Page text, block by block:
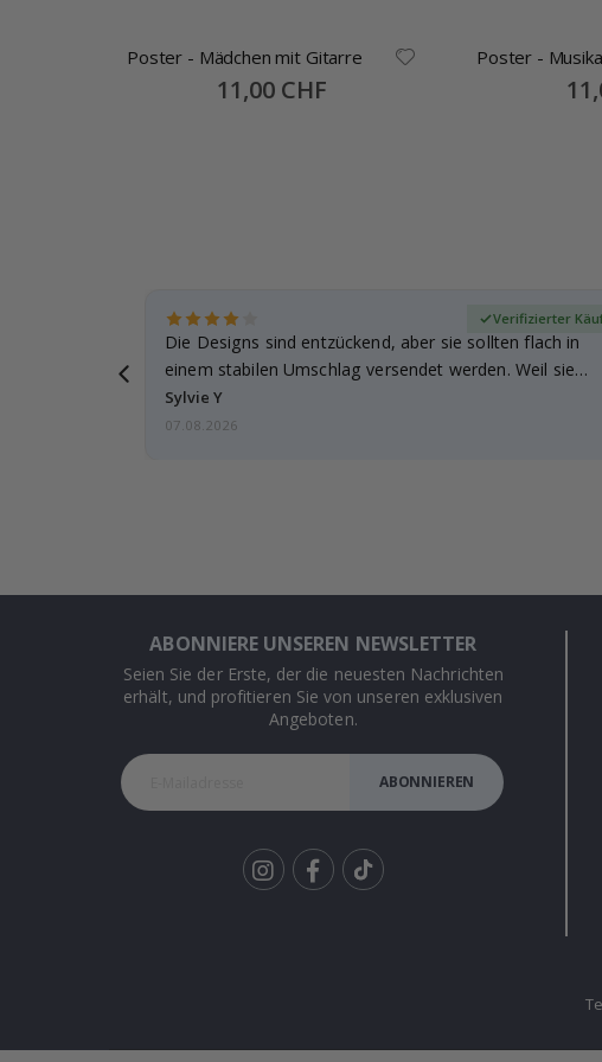
Poster - Mädchen mit Gitarre
Special
Price
11,00 CHF
Poster -
Price
Die Designs sind entzückend, aber sie sollten flach in
einem stabilen Umschlag versendet werden. Weil sie…
Sylvie Y
Verifizierter
07.08.2026
ABONNIERE UNSEREN NEWSLETTER
Seien Sie der Erste, der die neuesten Nachrichten
erhält, und profitieren Sie von unseren exklusiven
Angeboten.
ABONNIEREN